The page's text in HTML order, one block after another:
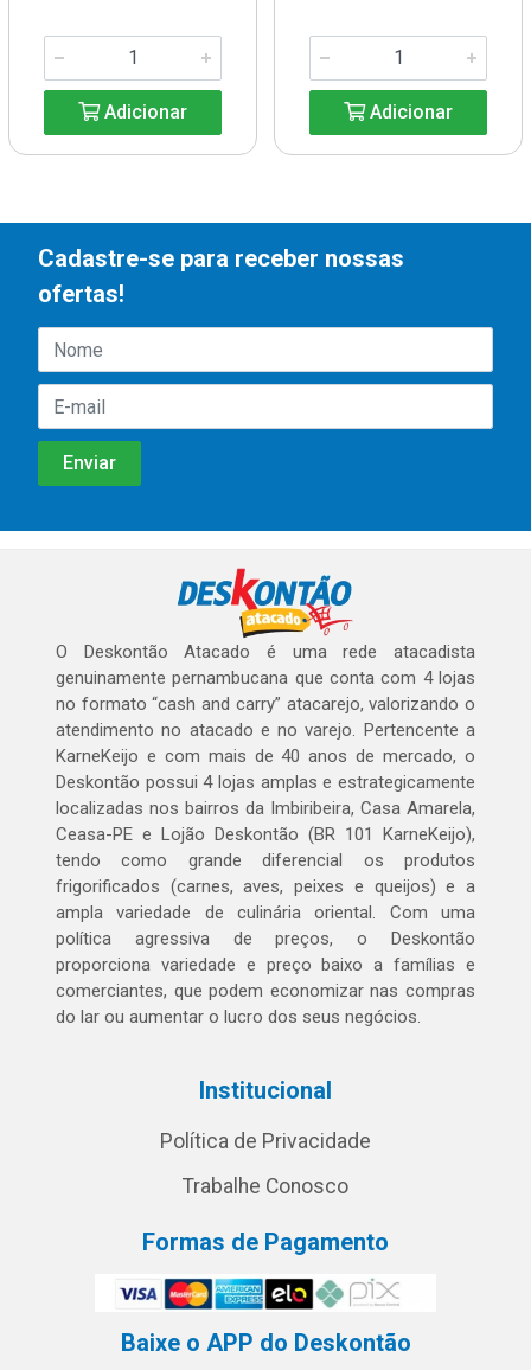
Adicionar Adicionar
Cadastre-se para receber nossas
ofertas!
O Deskontão Atacado é uma rede atacadista
genuinamente pernambucana que conta com 4 lojas
no formato “cash and carry” atacarejo, valorizando o
atendimento no atacado e no varejo. Pertencente a
KarneKeijo e com mais de 40 anos de mercado, o
Deskontão possui 4 lojas amplas e estrategicamente
localizadas nos bairros da Imbiribeira, Casa Amarela,
Ceasa-PE e Lojão Deskontão (BR 101 KarneKeijo),
tendo como grande diferencial os produtos
frigorificados (carnes, aves, peixes e queijos) e a
ampla variedade de culinária oriental. Com uma
política agressiva de preços, o Deskontão
proporciona variedade e preço baixo a famílias e
comerciantes, que podem economizar nas compras
do lar ou aumentar o lucro dos seus negócios.
Institucional
Política de Privacidade
Trabalhe Conosco
Formas de Pagamento
Baixe o APP do Deskontão